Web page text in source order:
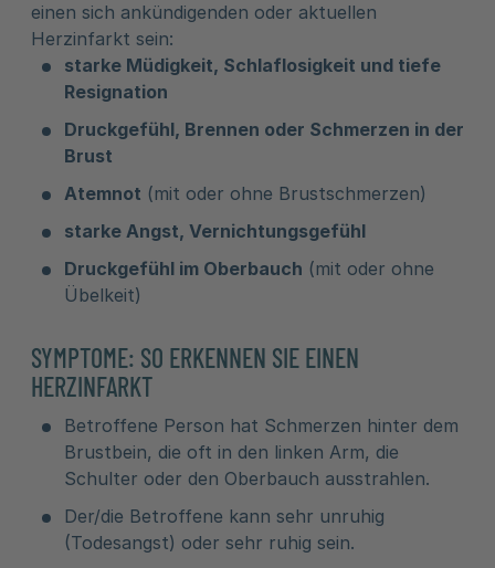
einen sich ankündigenden oder aktuellen
Herzinfarkt sein:
starke Müdigkeit, Schlaflosigkeit und tiefe
Resignation
Druckgefühl, Brennen oder Schmerzen in der
Brust
Atemnot (mit oder ohne Brustschmerzen)
starke Angst, Vernichtungsgefühl
Druckgefühl im Oberbauch (mit oder ohne
Übelkeit)
SYMPTOME: SO ERKENNEN SIE EINEN
HERZINFARKT
Betroffene Person hat Schmerzen hinter dem
Brustbein, die oft in den linken Arm, die
Schulter oder den Oberbauch ausstrahlen.
Der/die Betroffene kann sehr unruhig
(Todesangst) oder sehr ruhig sein.